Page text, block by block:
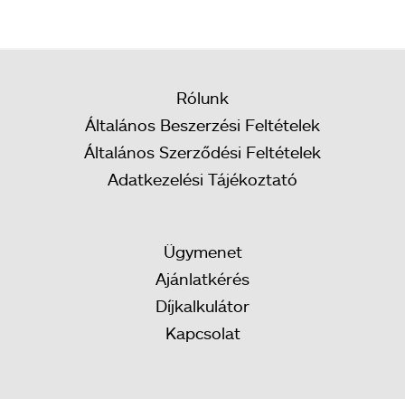
Rólunk
Általános Beszerzési Feltételek
Általános Szerződési Feltételek
Adatkezelési Tájékoztató
Ügymenet
Ajánlatkérés
Díjkalkulátor
Kapcsolat